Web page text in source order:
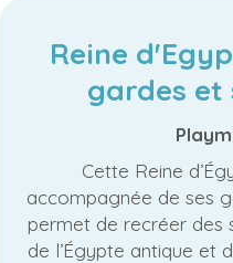
Reine
gardes et
Cette Reine
accompagnée de ses
permet de recréer des
de l’Égypte antique et